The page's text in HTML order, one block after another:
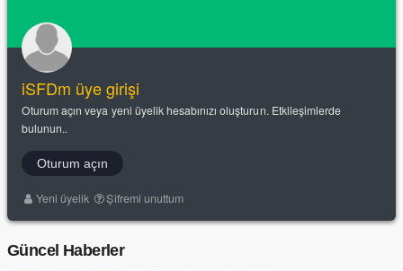
iSFDm üye girişi
Oturum açın veya yeni üyelik hesabınızı oluşturun. Etkileşimlerde
bulunun..
Oturum açın
Yeni üyelik Şifremi unuttum
Güncel Haberler